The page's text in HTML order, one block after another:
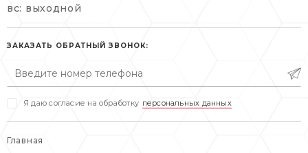
пн-пт: 10:00-20:00
сб, вс: выходной
пн-пт: 10:00-19:00
сб: выходной
вс: выходной
ЗАКАЗАТЬ ОБРАТНЫЙ ЗВОНОК:
Я даю согласие на обработку персональных данных
Главная